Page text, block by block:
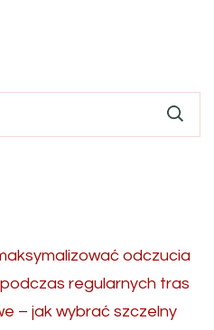
odczucia
regularnych tras
– jak wybrać szczelny